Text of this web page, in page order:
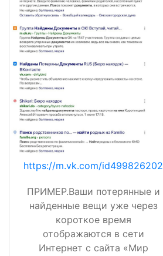
https://m.vk.com/id499826202
ПРИМЕР.Ваши потерянные и
найденные вещи уже через
короткое время
отображаются в сети
Интернет с сайта «Мир